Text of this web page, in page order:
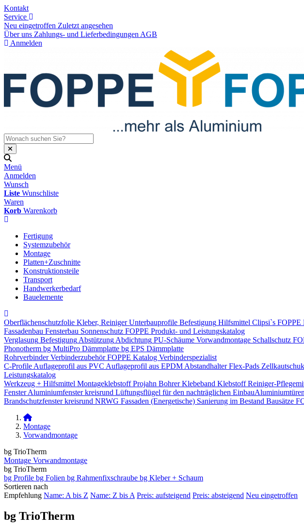
Kontakt
Service
Neu eingetroffen Zuletzt angesehen
Über uns Zahlungs- und Lieferbedingungen AGB
Anmelden
Menü
Anmelden
Wunsch
Liste Wunschliste
Waren
Korb Warenkorb
Fertigung
Systemzubehör
Montage
Platten+Zuschnitte
Konstruktionsteile
Transport
Handwerkerbedarf
Bauelemente
Oberflächenschutzfolie Kleber, Reiniger Unterbauprofile Befestigung Hilfsmittel Clipsi`s FOPPE
Fassadenbau Fensterbau Sonnenschutz FOPPE Produkt- und Leistungskatalog
Verglasung Befestigung Abstützung Abdichtung PU-Schäume Vorwandmontage Schallschutz
Phonotherm bg MultiPro Dämmplatte bg EPS Dämmplatte
Rohrverbinder Verbinderzubehör FOPPE Katalog Verbinderspezialist
C-Profile Auflageprofil aus PVC Auflageprofil aus EPDM Abstandhalter Flex-Pads
Leistungskatalog
Werkzeug + Hilfsmittel Montageklebstoff Projahn Bohrer Klebeband Klebstoff Reiniger-
Fenster Aluminiumfenster kreisrund Lüftungsflügel für den nachträglichen Einbau​Aluminiumtüren
Brandschutzfenster kreisrund NRWG Fassaden (Energetische) Sanierung im Bestand Bausätze
Montage
Vorwandmontage
bg TrioTherm
Montage Vorwandmontage
bg TrioTherm
bg Profile bg Folien bg Rahmenfixschraube bg Kleber + Schaum
Sortieren nach
Empfehlung Name: A bis Z Name: Z bis A Preis: aufsteigend Preis: absteigend Neu eingetroffen
bg TrioTherm